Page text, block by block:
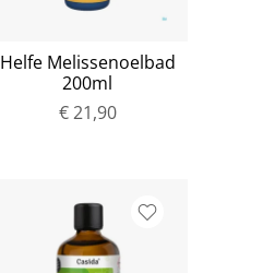
Helfe Melissenoelbad
200ml
€ 21,90